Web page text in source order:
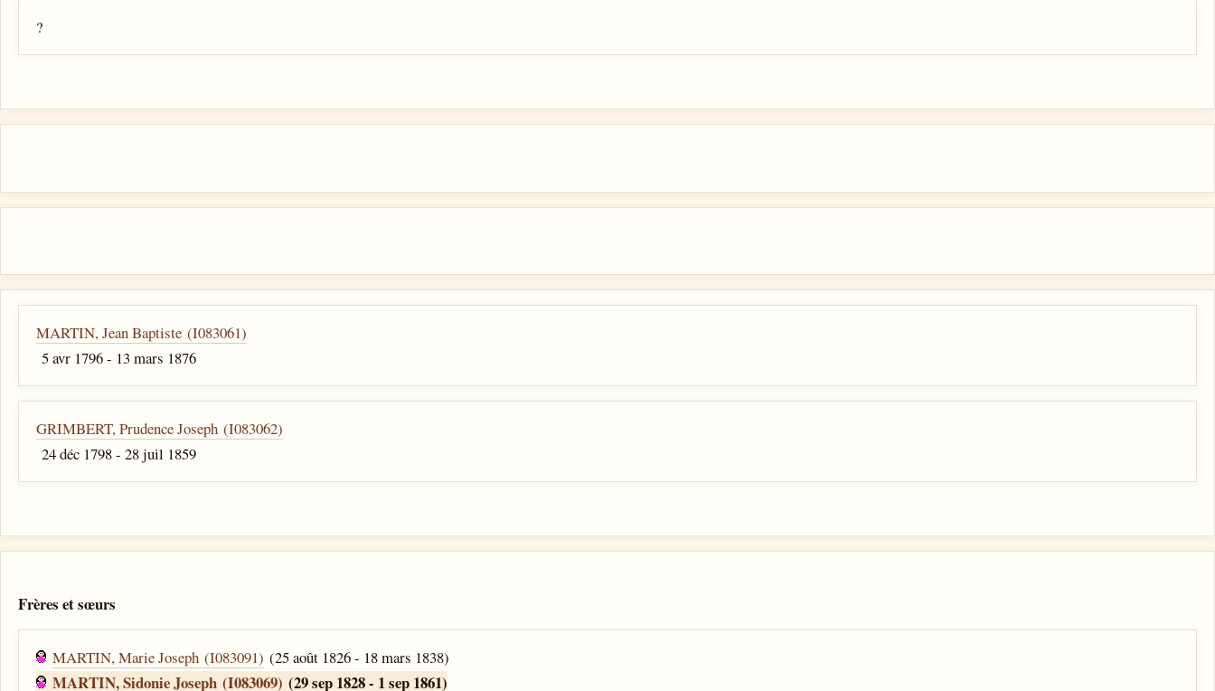
?
MARTIN, Jean Baptiste (I083061)
5 avr 1796 - 13 mars 1876
GRIMBERT, Prudence Joseph (I083062)
24 déc 1798 - 28 juil 1859
Frères et sœurs
MARTIN, Marie Joseph (I083091) (25 août 1826 - 18 mars 1838)
MARTIN, Sidonie Joseph (I083069) (29 sep 1828 - 1 sep 1861)